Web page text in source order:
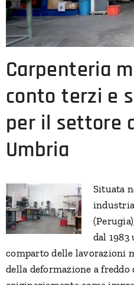
Carpenteria
conto terzi e
per il settore
Umbria
Situata
dal 1983
comparto delle lavorazioni
della deformazione a